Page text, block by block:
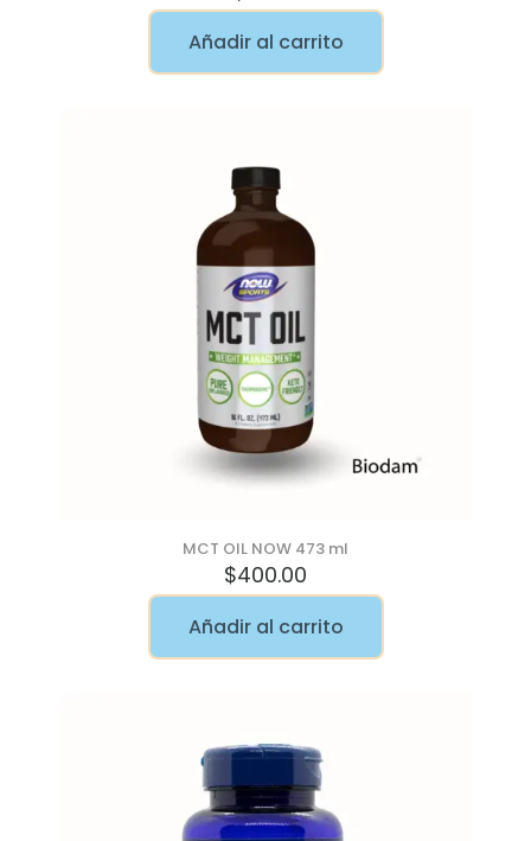
Añadir al carrito
MCT OIL NOW 473 ml
$400.00
Añadir al carrito